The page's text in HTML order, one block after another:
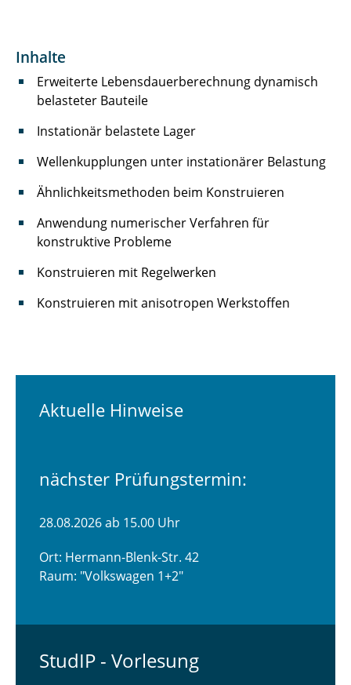
Inhalte
Erweiterte Lebensdauerberechnung dynamisch
belasteter Bauteile
Instationär belastete Lager
Wellenkupplungen unter instationärer Belastung
Ähnlichkeitsmethoden beim Konstruieren
Anwendung numerischer Verfahren für
konstruktive Probleme
Konstruieren mit Regelwerken
Konstruieren mit anisotropen Werkstoffen
Aktuelle Hinweise
nächster Prüfungstermin:
28.08.2026 ab 15.00 Uhr
Ort: Hermann-Blenk-Str. 42
Raum: "Volkswagen 1+2"
StudIP - Vorlesung